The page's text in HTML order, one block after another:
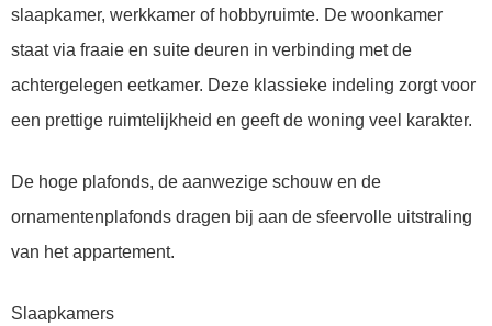
slaapkamer, werkkamer of hobbyruimte. De woonkamer
staat via fraaie en suite deuren in verbinding met de
achtergelegen eetkamer. Deze klassieke indeling zorgt voor
een prettige ruimtelijkheid en geeft de woning veel karakter.
De hoge plafonds, de aanwezige schouw en de
ornamentenplafonds dragen bij aan de sfeervolle uitstraling
van het appartement.
Slaapkamers